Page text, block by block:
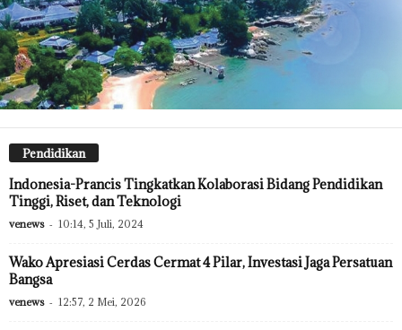
Pendidikan
Indonesia-Prancis Tingkatkan Kolaborasi Bidang Pendidikan
Tinggi, Riset, dan Teknologi
venews - 10:14, 5 Juli, 2024
Wako Apresiasi Cerdas Cermat 4 Pilar, Investasi Jaga Persatuan
Bangsa
venews - 12:57, 2 Mei, 2026